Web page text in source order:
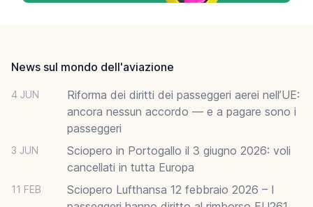
News sul mondo dell'aviazione
4 JUN
Riforma dei diritti dei passeggeri aerei nell’UE:
ancora nessun accordo — e a pagare sono i
passeggeri
3 JUN
Sciopero in Portogallo il 3 giugno 2026: voli
cancellati in tutta Europa
11 FEB
Sciopero Lufthansa 12 febbraio 2026 – I